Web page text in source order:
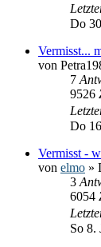
Do
Vermisst...
von
7
9526
Do
Vermisst -
von elmo »
3
6054
So 8.